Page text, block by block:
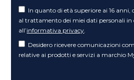
In quanto di età superiore ai 16 anni,
al trattamento dei miei dati personali
all’informativa privacy
Desidero ricevere comunicazioni
relative ai prodotti e servizi a marchio